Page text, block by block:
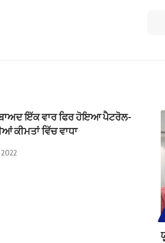
ਇੱਕ ਵਾਰ ਫਿਰ ਹੋਇਆ ਪੈਟਰੋਲ-
ਕੀਮਤਾਂ ਵਿੱਚ ਵਾਧਾ